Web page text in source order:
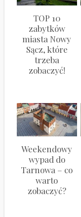
TOP 10
zabytków
miasta Nowy
Sącz, które
trzeba
zobaczyć!
Weekendowy
wypad do
Tarnowa – co
warto
zobaczyć?